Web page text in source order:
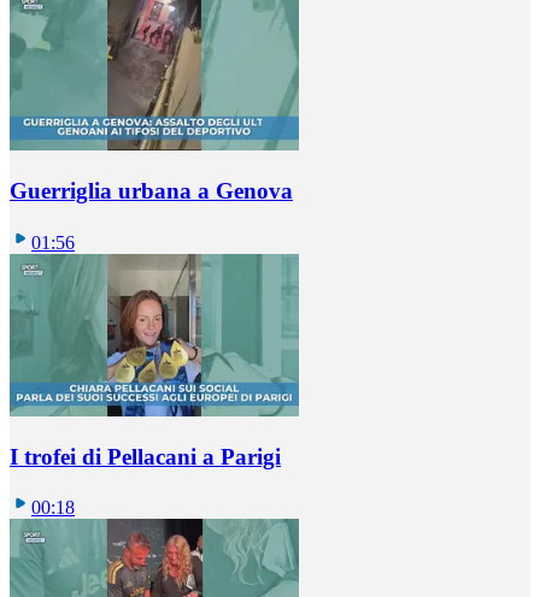
Guerriglia urbana a Genova
01:56
I trofei di Pellacani a Parigi
00:18